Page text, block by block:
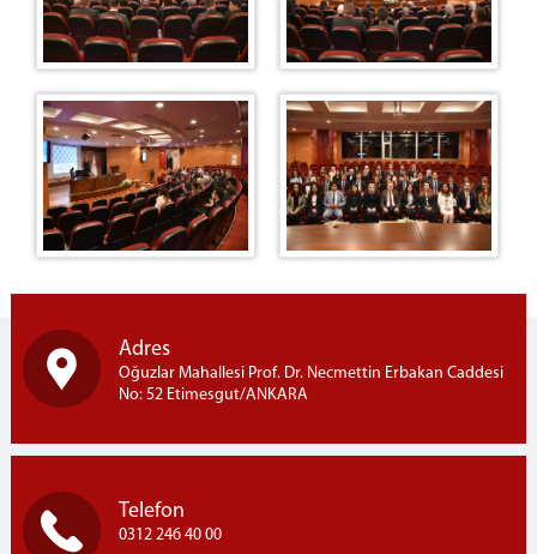
Adalet Komisyonu Başkanı
Müstemir Yetkili Hakimlerin İzin Durumları
Beypazarı Adliyesi
Kızılcahamam Adliyesi
Kahramankazan Adliyesi
Nallıhan Adliyesi
İLÇELER
Sincan İlçesi
Ayaş İlçesi
İLETİŞİM
Kurumsal Kimlik
Adres
Oğuzlar Mahallesi Prof. Dr. Necmettin Erbakan Caddesi
No: 52 Etimesgut/ANKARA
Telefon
0312 246 40 00